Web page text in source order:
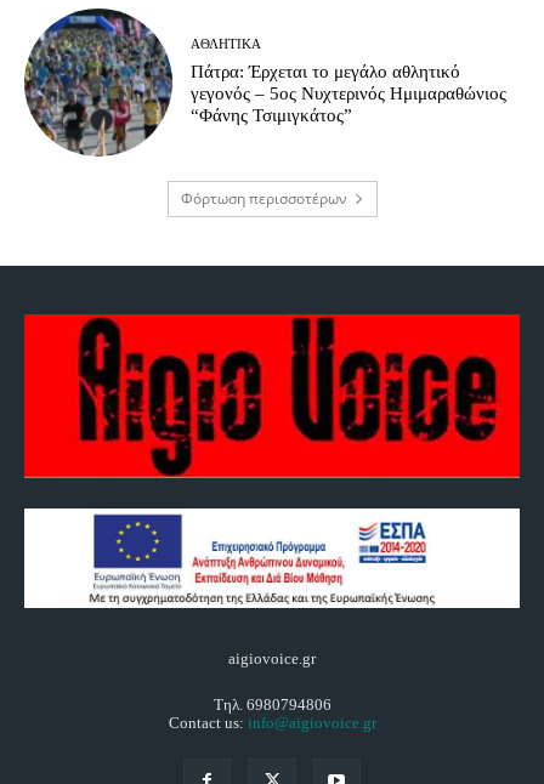
ΑΘΛΗΤΙΚΆ
Πάτρα: Έρχεται το μεγάλο αθλητικό
γεγονός – 5ος Νυχτερινός Ημιμαραθώνιος
“Φάνης Τσιμιγκάτος”
Φόρτωση περισσοτέρων
aigiovoice.gr
Τηλ. 6980794806
Contact us: info@aigiovoice.gr